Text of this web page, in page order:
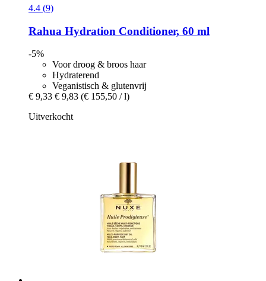
4.4 (9)
Rahua Hydration Conditioner, 60 ml
-5%
Voor droog & broos haar
Hydraterend
Veganistisch & glutenvrij
€ 9,33 € 9,83 (€ 155,50 / l)
Uitverkocht